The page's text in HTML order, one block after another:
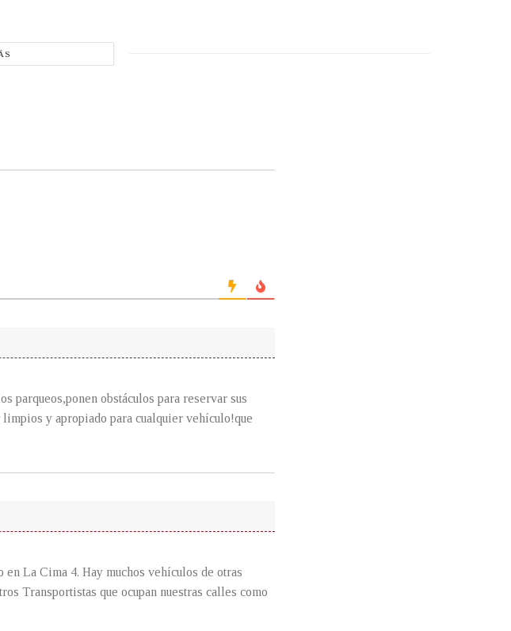
parqueos,ponen obstáculos para reservar sus
y apropiado para cualquier vehículo!que
La Cima 4. Hay muchos vehículos de otras
Transportistas que ocupan nuestras calles como